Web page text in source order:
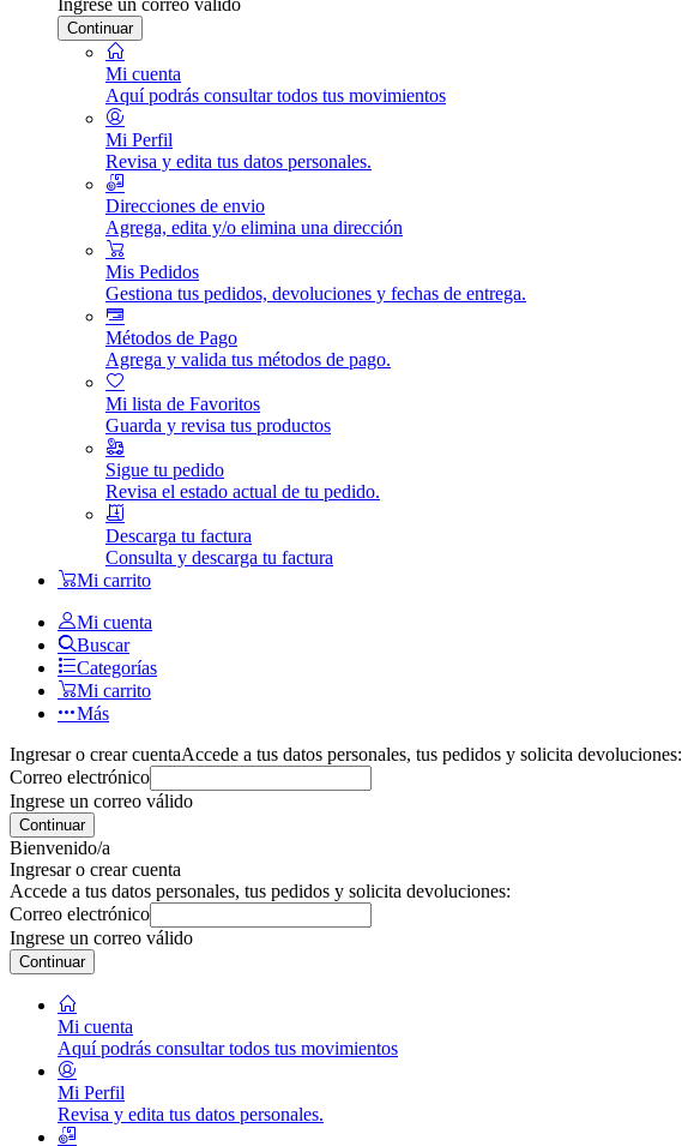
Continuar
Mi cuenta
Aquí podrás consultar todos tus movimientos
Mi Perfil
Revisa y edita tus datos personales.
Direcciones de envio
Agrega, edita y/o elimina una dirección
Mis Pedidos
Gestiona tus pedidos, devoluciones y fechas de entrega.
Métodos de Pago
Agrega y valida tus métodos de pago.
Mi lista de Favoritos
Guarda y revisa tus productos
Sigue tu pedido
Revisa el estado actual de tu pedido.
Descarga tu factura
Consulta y descarga tu factura
Mi carrito
Mi cuenta
Buscar
Categorías
Mi carrito
Más
Ingresar o crear cuentaAccede a tus datos personales, tus pedidos y solicita devoluciones:
Correo electrónico
Ingrese un correo válido
Continuar
Bienvenido/a
Ingresar o crear cuenta
Accede a tus datos personales, tus pedidos y solicita devoluciones:
Correo electrónico
Ingrese un correo válido
Continuar
Mi cuenta
Aquí podrás consultar todos tus movimientos
Mi Perfil
Revisa y edita tus datos personales.